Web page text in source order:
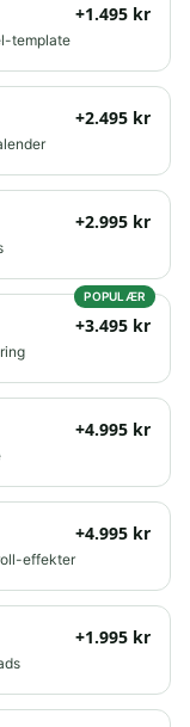
+1.495 kr
template
+2.495 kr
+2.995 kr
POPULÆR
+3.495 kr
+4.995 kr
+4.995 kr
effekter
+1.995 kr